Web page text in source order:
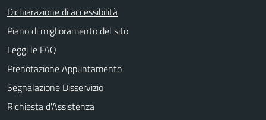
Dichiarazione di accessibilità
Piano di miglioramento del sito
Leggi le FAQ
Prenotazione Appuntamento
Segnalazione Disservizio
Richiesta d'Assistenza